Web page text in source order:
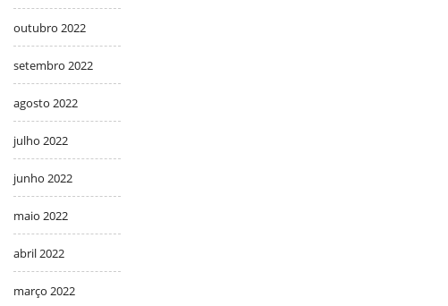
outubro 2022
setembro 2022
agosto 2022
julho 2022
junho 2022
maio 2022
abril 2022
março 2022